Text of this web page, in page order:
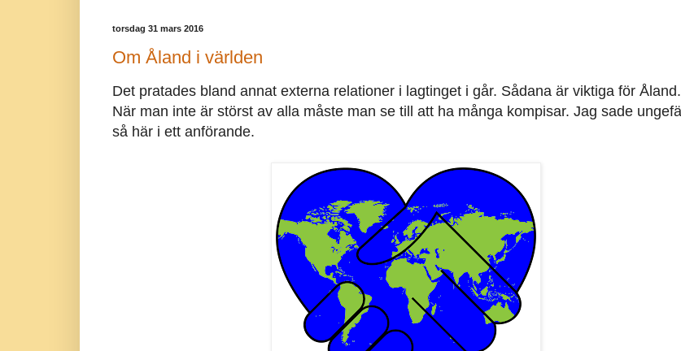
torsdag 31 mars 2016
Om Åland i världen
Det pratades bland annat externa relationer i lagtinget i går. Sådana är viktiga för Åland.
När man inte är störst av alla måste man se till att ha många kompisar. Jag sade
så här i ett anförande.